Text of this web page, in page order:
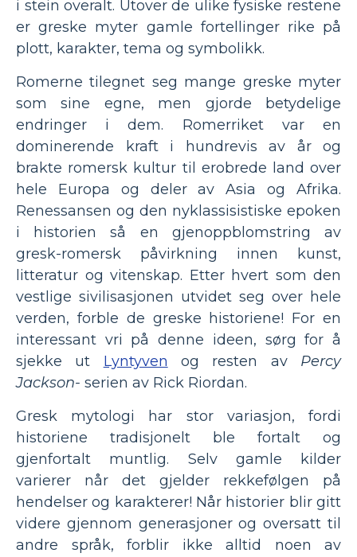
i stein overalt. Utover de ulike fysiske restene
er greske myter gamle fortellinger rike på
plott, karakter, tema og symbolikk.
Romerne tilegnet seg mange greske myter
som sine egne, men gjorde betydelige
endringer i dem. Romerriket var en
dominerende kraft i hundrevis av år og
brakte romersk kultur til erobrede land over
hele Europa og deler av Asia og Afrika.
Renessansen og den nyklassisistiske epoken
i historien så en gjenoppblomstring av
gresk-romersk påvirkning innen kunst,
litteratur og vitenskap. Etter hvert som den
vestlige sivilisasjonen utvidet seg over hele
verden, forble de greske historiene! For en
interessant vri på denne ideen, sørg for å
sjekke ut Lyntyven og resten av Percy
Jackson- serien av Rick Riordan.
Gresk mytologi har stor variasjon, fordi
historiene tradisjonelt ble fortalt og
gjenfortalt muntlig. Selv gamle kilder
varierer når det gjelder rekkefølgen på
hendelser og karakterer! Når historier blir gitt
videre gjennom generasjoner og oversatt til
andre språk, forblir ikke alltid noen av